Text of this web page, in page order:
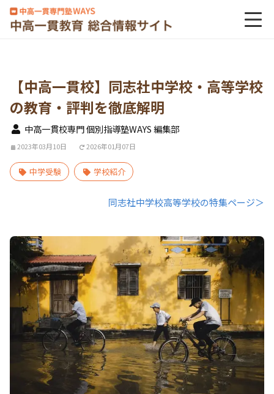
【中高一貫校】同志社中学校・高等学校
の教育・評判を徹底解明
中高一貫校専門 個別指導塾WAYS 編集部
2023年03月10日 2026年01月07日
中学受験 学校紹介
同志社中学校高等学校の特集ページ＞